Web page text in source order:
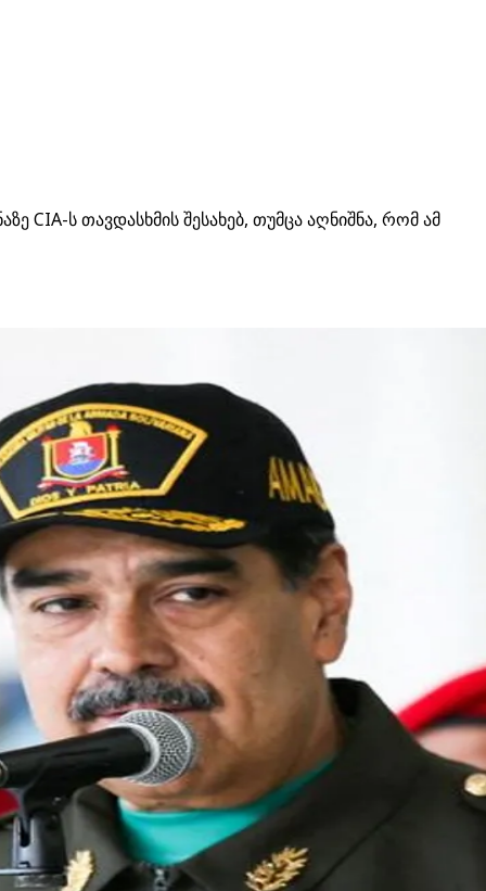
CIA-ს თავდასხმის შესახებ, თუმცა აღნიშნა, რომ ამ